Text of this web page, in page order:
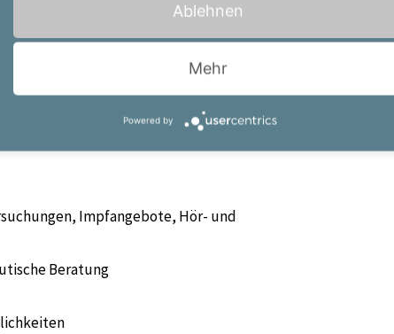
Wartungssoftware
Arbeitsweise
Impfangebote, Hör- und
Beratung
Ablehnen
Mehr
Powered by